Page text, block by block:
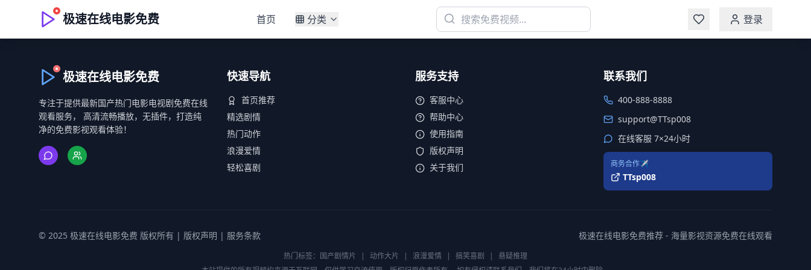
极速在线电影免费 首页 分类 登录
极速在线电影免费
专注于提供最新国产热门电影电视剧免费在线
观看服务， 高清流畅播放，无插件，打造纯
净的免费影视观看体验！
快速导航
首页推荐
精选剧情
热门动作
浪漫爱情
轻松喜剧
服务支持
客服中心
帮助中心
使用指南
版权声明
关于我们
联系我们
400-888-8888
support@TTsp008
在线客服 7×24小时
商务合作✈️
TTsp008
© 2025 极速在线电影免费 版权所有 | 版权声明 | 服务条款 极速在线电影免费推荐 - 海量影视资源免费在线观看
热门标签： 国产剧情片 | 动作大片 | 浪漫爱情 | 搞笑喜剧 |
悬疑推理